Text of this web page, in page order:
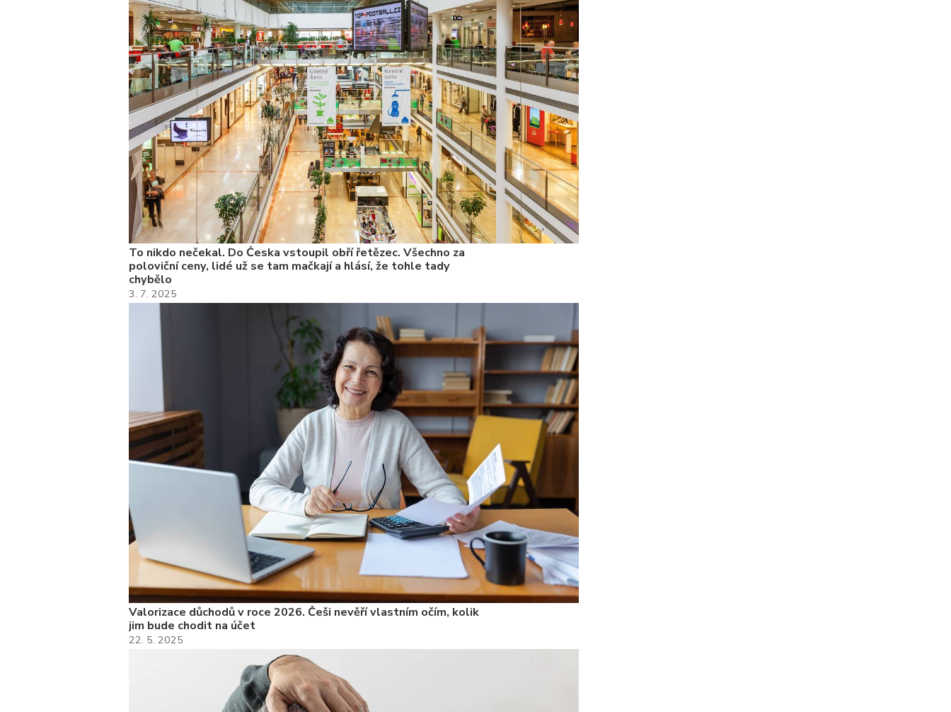
To nikdo nečekal. Do Česka vstoupil obří řetězec. Všechno za
poloviční ceny, lidé už se tam mačkají a hlásí, že tohle tady
chybělo
3. 7. 2025
Valorizace důchodů v roce 2026. Češi nevěří vlastním očím, kolik
jim bude chodit na účet
22. 5. 2025